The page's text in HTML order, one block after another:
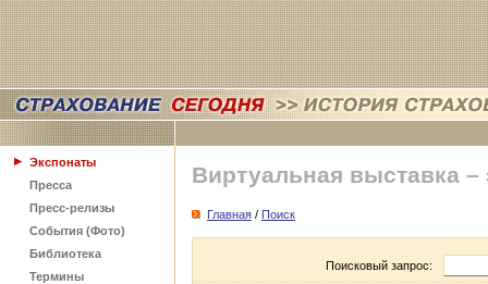
Экспонаты
Пресса
Пресс-релизы
События (Фото)
Библиотека
Термины
Виртуальная выставка –
Главная / Поиск
Поисковый запрос: